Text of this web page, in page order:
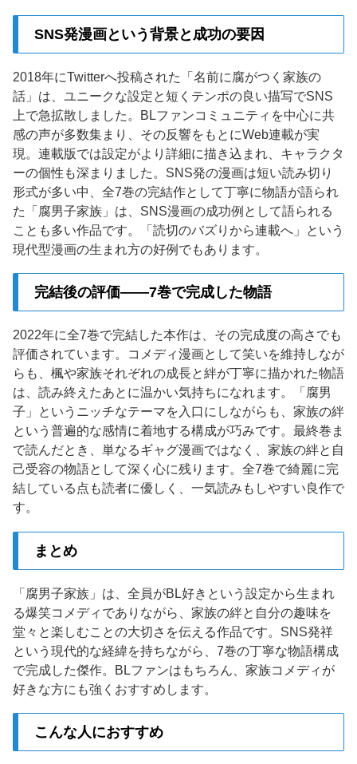
SNS発漫画という背景と成功の要因
2018年にTwitterへ投稿された「名前に腐がつく家族の
話」は、ユニークな設定と短くテンポの良い描写でSNS
上で急拡散しました。BLファンコミュニティを中心に共
感の声が多数集まり、その反響をもとにWeb連載が実
現。連載版では設定がより詳細に描き込まれ、キャラクタ
ーの個性も深まりました。SNS発の漫画は短い読み切り
形式が多い中、全7巻の完結作として丁寧に物語が語られ
た「腐男子家族」は、SNS漫画の成功例として語られる
ことも多い作品です。「読切のバズりから連載へ」という
現代型漫画の生まれ方の好例でもあります。
完結後の評価——7巻で完成した物語
2022年に全7巻で完結した本作は、その完成度の高さでも
評価されています。コメディ漫画として笑いを維持しなが
らも、楓や家族それぞれの成長と絆が丁寧に描かれた物語
は、読み終えたあとに温かい気持ちになれます。「腐男
子」というニッチなテーマを入口にしながらも、家族の絆
という普遍的な感情に着地する構成が巧みです。最終巻ま
で読んだとき、単なるギャグ漫画ではなく、家族の絆と自
己受容の物語として深く心に残ります。全7巻で綺麗に完
結している点も読者に優しく、一気読みもしやすい良作で
す。
まとめ
「腐男子家族」は、全員がBL好きという設定から生まれ
る爆笑コメディでありながら、家族の絆と自分の趣味を
堂々と楽しむことの大切さを伝える作品です。SNS発祥
という現代的な経緯を持ちながら、7巻の丁寧な物語構成
で完成した傑作。BLファンはもちろん、家族コメディが
好きな方にも強くおすすめします。
こんな人におすすめ